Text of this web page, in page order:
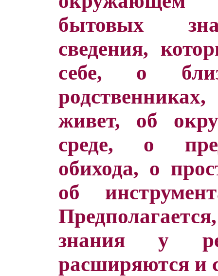
бытовых
сведения,
себе, о
живет, об
среде, о
обихода, о
об
знания у
расширяются и